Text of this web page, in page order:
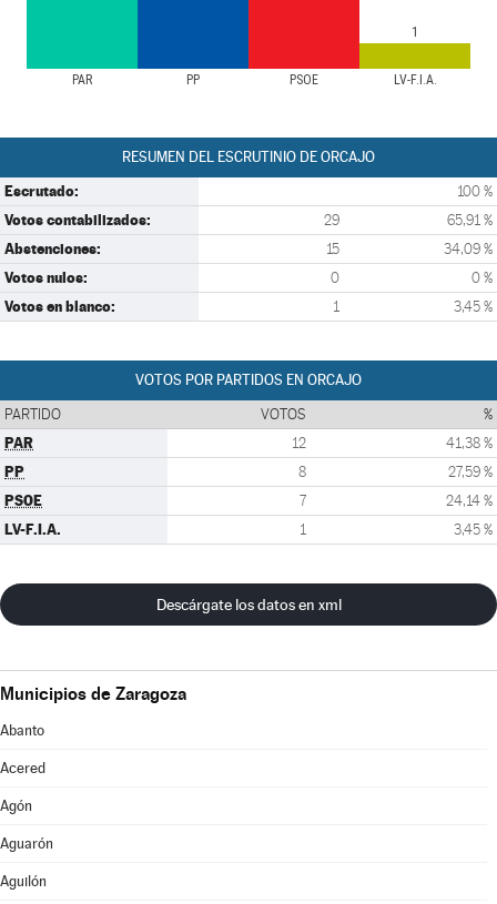
PAR PP PSOE LV-F.I.A.
1
RESUMEN DEL ESCRUTINIO DE ORCAJO
Escrutado: 100 %
Votos contabilizados: 29 65,91 %
Abstenciones: 15 34,09 %
Votos nulos: 0 0 %
Votos en blanco: 1 3,45 %
VOTOS POR PARTIDOS EN ORCAJO
PARTIDO VOTOS %
PAR 12 41,38 %
PP 8 27,59 %
PSOE 7 24,14 %
LV-F.I.A. 1 3,45 %
Descárgate los datos en xml
Municipios de Zaragoza
Abanto
Acered
Agón
Aguarón
Aguilón